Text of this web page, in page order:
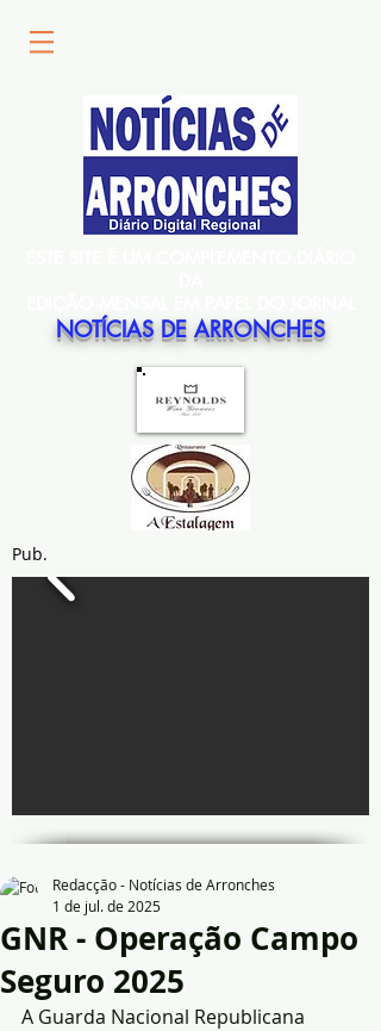
NOTÍCIAS DE ARRONCHES
Pub.
GNR - Operação Campo
Seguro 2025
Redacção - Notícias de Arronches
1 de jul. de 2025
A Guarda Nacional Republicana